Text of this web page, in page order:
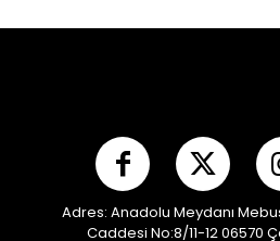
Adres: Anadolu Meydanı
Caddesi No:8/11-12 06570